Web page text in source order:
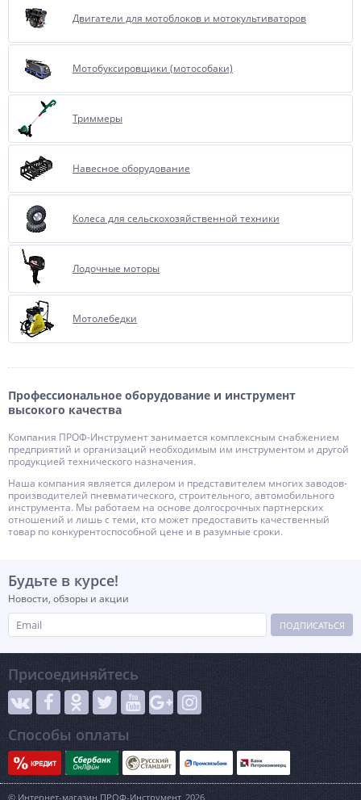
Двигатели для мотоблоков и мотокультиваторов
Мотобуксировщики (мотособаки)
Триммеры
Навесное оборудование
Колеса для сельскохозяйственной техники
Лодочные моторы
Мотолебедки
Профессиональное оборудование и инструмент
высокого качества
Компания ПРОФ-Инструмент занимается комплексным снабжением
предприятий и организаций необходимым им инструментом и другой
продукцией технического назначения.
Наша компания является дилером и представителем многих заводов-
производителей пневматического, строительного, автомобильного
инструмента. Мы работаем на основе долгосрочных партнерских
отношений и лишь с теми, кто может предоставить качественный
товар по конкурентоспособной цене и в разумные сроки.
Будьте в курсе!
Новости, обзоры и акции
ПОДПИСАТЬСЯ
Присоединяйтесь
Способы оплаты
© Интернет-магазин ПРОФ-Инструмент, 2026